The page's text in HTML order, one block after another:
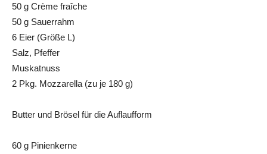
50 g Crème fraîche
50 g Sauerrahm
6 Eier (Größe L)
Salz, Pfeffer
Muskatnuss
2 Pkg. Mozzarella (zu je 180 g)
Butter und Brösel für die Auflaufform
60 g Pinienkerne